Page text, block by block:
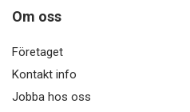
Om oss
Företaget
Kontakt info
Jobba hos oss